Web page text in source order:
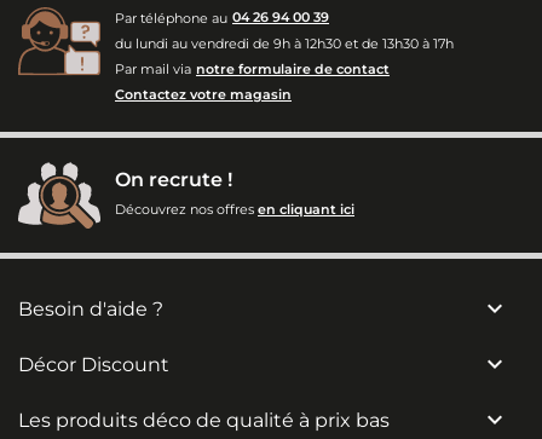
Par téléphone au 04 26 94 00 39
du lundi au vendredi de 9h à 12h30 et de 13h30 à 17h
Par mail via notre formulaire de contact
Contactez votre magasin
On recrute !
Découvrez nos offres en cliquant ici
Besoin d'aide ? 
Décor Discount 
Les produits déco de qualité à prix bas 